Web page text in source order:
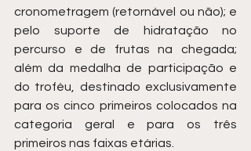
cronometragem (retornável ou não); e
pelo suporte de hidratação no
percurso e de frutas na chegada;
além da medalha de participação e
do troféu, destinado exclusivamente
para os cinco primeiros colocados na
categoria geral e para os três
primeiros nas faixas etárias.